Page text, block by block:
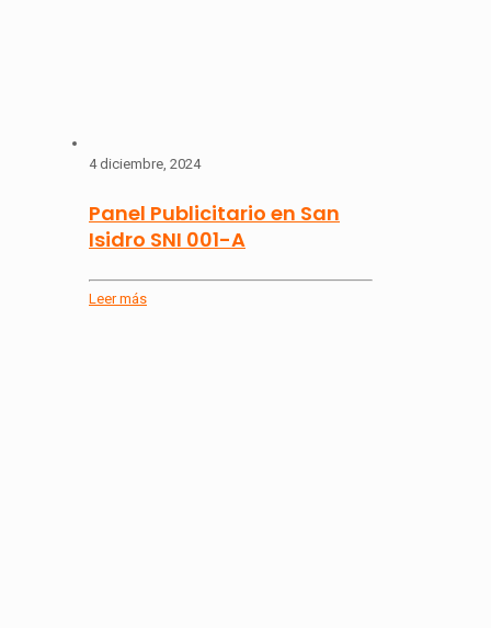
4 diciembre, 2024
Panel Publicitario en San
Isidro SNI 001-A
Leer más